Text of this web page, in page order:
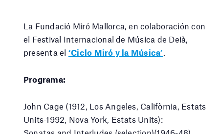
La Fundació Miró Mallorca, en colaboración con
el Festival Internacional de Música de Deià,
presenta el ‘Ciclo Miró y la Música’.
Programa:
John Cage (1912, Los Angeles, Califòrnia, Estats
Units-1992, Nova York, Estats Units):